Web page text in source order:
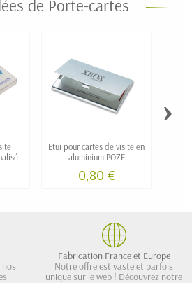
de Porte-cartes
Etui pour cartes de visite en
aluminium POZE
0,80 €
›
Fabrication France et Europe
Notre offre est vaste et parfois
unique sur le web ! Découvrez notre